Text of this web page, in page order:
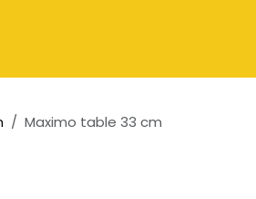
Maximo table 33 cm